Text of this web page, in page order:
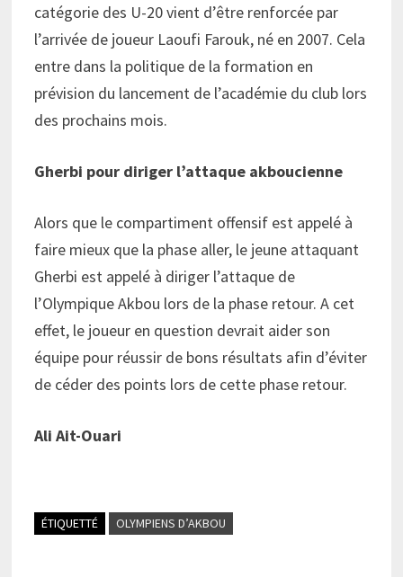
catégorie des U-20 vient d’être renforcée par
l’arrivée de joueur Laoufi Farouk, né en 2007. Cela
entre dans la politique de la formation en
prévision du lancement de l’académie du club lors
des prochains mois.
Gherbi pour diriger l’attaque akboucienne
Alors que le compartiment offensif est appelé à
faire mieux que la phase aller, le jeune attaquant
Gherbi est appelé à diriger l’attaque de
l’Olympique Akbou lors de la phase retour. A cet
effet, le joueur en question devrait aider son
équipe pour réussir de bons résultats afin d’éviter
de céder des points lors de cette phase retour.
Ali Ait-Ouari
ÉTIQUETTÉ OLYMPIENS D’AKBOU